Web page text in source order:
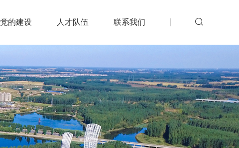
党的建设 人才队伍 联系我们